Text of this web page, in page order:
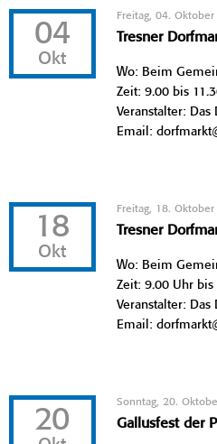
04
Okt
Freitag, 04.
Tresner
Wo: Beim
Zeit: 9.00 bis
Veranstalter:
Email:
18
Okt
Freitag, 18.
Tresner
Wo: Beim
Zeit: 9.00 Uhr bis
Veranstalter:
Email:
20
Sonntag, 20.
Gallusfest der